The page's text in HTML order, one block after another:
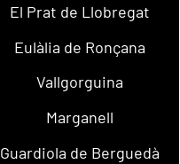
El Prat de Llobregat
Eulàlia de Ronçana
Vallgorguina
Marganell
Guardiola de Berguedà